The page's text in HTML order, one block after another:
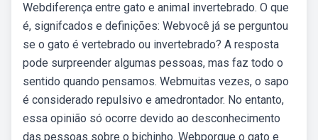
Webdiferença entre gato e animal invertebrado. O que
é, signifcados e definições: Webvocê já se perguntou
se o gato é vertebrado ou invertebrado? A resposta
pode surpreender algumas pessoas, mas faz todo o
sentido quando pensamos. Webmuitas vezes, o sapo
é considerado repulsivo e amedrontador. No entanto,
essa opinião só ocorre devido ao desconhecimento
das pessoas sobre o bichinho. Webporque o gato e